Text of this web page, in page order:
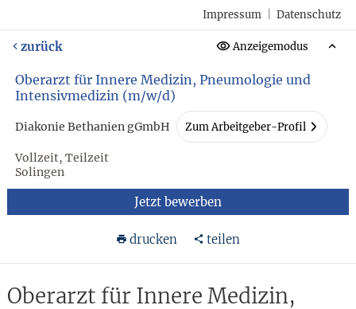
Impressum Datenschutz
zurück Anzeigemodus
Oberarzt für Innere Medizin, Pneumologie und
Intensivmedizin (m/w/d)
Diakonie Bethanien gGmbH Zum Arbeitgeber-Profil
Vollzeit, Teilzeit
Solingen
Jetzt bewerben
drucken teilen
Oberarzt für Innere Medizin,